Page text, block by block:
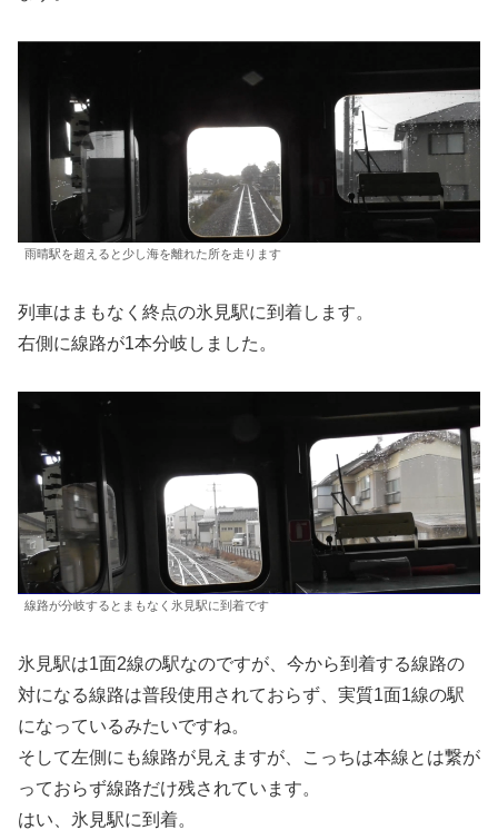
雨晴駅を超えると少し海を離れた所を走ります
列車はまもなく終点の氷見駅に到着します。
右側に線路が1本分岐しました。
線路が分岐するとまもなく氷見駅に到着です
氷見駅は1面2線の駅なのですが、今から到着する線路の
対になる線路は普段使用されておらず、実質1面1線の駅
になっているみたいですね。
そして左側にも線路が見えますが、こっちは本線とは繋が
っておらず線路だけ残されています。
はい、氷見駅に到着。